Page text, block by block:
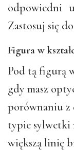
odpowiedni
Zastosuj się
Figura w
Pod tą figurą
gdy masz
porównaniu z
typie sylwetki
większą linię